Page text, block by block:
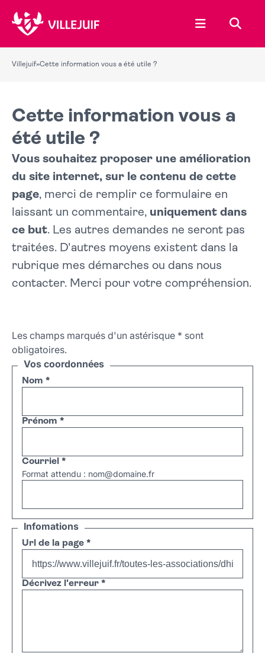
Ouvrir le
Villejuif»Cette information vous a été utile ?
Cette information vous a
été utile ?
Vous souhaitez proposer une amélioration
du site internet, sur le contenu de cette
page, merci de remplir ce formulaire en
laissant un commentaire, uniquement dans
ce but. Les autres demandes ne seront pas
traitées. D'autres moyens existent dans la
rubrique mes démarches ou dans nous
contacter. Merci pour votre compréhension.
Les champs marqués d'un astérisque * sont
obligatoires.
Vos coordonnées
Nom *
Prénom *
Courriel *
Format attendu : nom@domaine.fr
Infomations
Url de la page *
Décrivez l'erreur *